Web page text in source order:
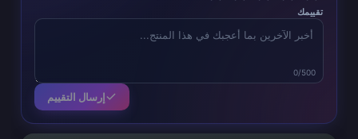
تقييمك
0/500
إرسال التقييم